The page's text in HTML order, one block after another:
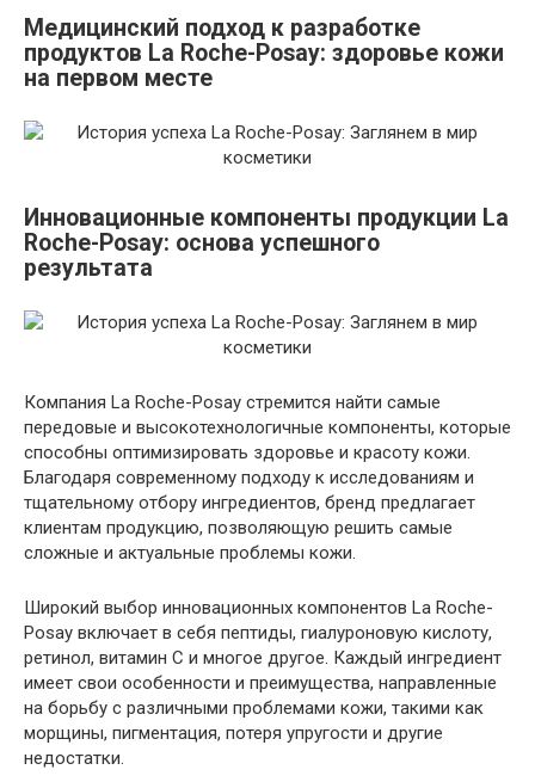
Медицинский подход к разработке
продуктов La Roche-Posay: здоровье кожи
на первом месте
Инновационные компоненты продукции La
Roche-Posay: основа успешного
результата
Компания La Roche-Posay стремится найти самые
передовые и высокотехнологичные компоненты, которые
способны оптимизировать здоровье и красоту кожи.
Благодаря современному подходу к исследованиям и
тщательному отбору ингредиентов, бренд предлагает
клиентам продукцию, позволяющую решить самые
сложные и актуальные проблемы кожи.
Широкий выбор инновационных компонентов La Roche-
Posay включает в себя пептиды, гиалуроновую кислоту,
ретинол, витамин С и многое другое. Каждый ингредиент
имеет свои особенности и преимущества, направленные
на борьбу с различными проблемами кожи, такими как
морщины, пигментация, потеря упругости и другие
недостатки.